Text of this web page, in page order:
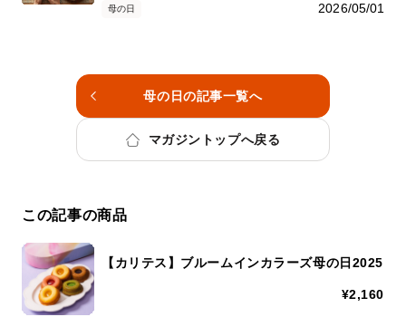
2026/05/01
母の日
母の日の記事一覧へ
マガジントップへ戻る
この記事の商品
【カリテス】ブルームインカラーズ母の日2025
¥2,160